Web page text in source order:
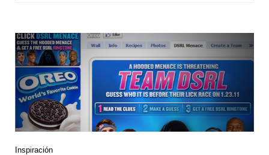
Inspiración